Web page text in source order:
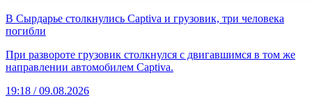
В Сырдарье столкнулись Captiva и грузовик, три человека
погибли
При развороте грузовик столкнулся с двигавшимся в том же
направлении автомобилем Captiva.
19:18 / 09.08.2026